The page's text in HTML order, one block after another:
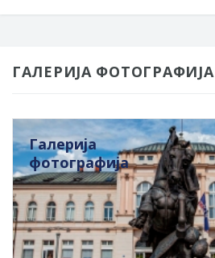
ГАЛЕРИЈА ФОТОГРАФИЈА
Галерија
фотографија